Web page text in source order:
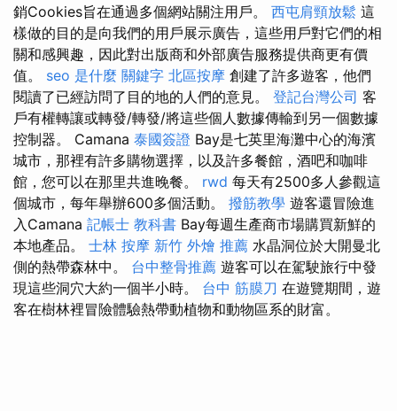
銷Cookies旨在通過多個網站關注用戶。 西屯肩頸放鬆 這
樣做的目的是向我們的用戶展示廣告，這些用戶對它們的相
關和感興趣，因此對出版商和外部廣告服務提供商更有價
值。 seo 是什麼 關鍵字 北區按摩 創建了許多遊客，他們
閱讀了已經訪問了目的地的人們的意見。 登記台灣公司 客
戶有權轉讓或轉發/轉發/將這些個人數據傳輸到另一個數據
控制器。 Camana 泰國簽證 Bay是七英里海灘中心的海濱
城市，那裡有許多購物選擇，以及許多餐館，酒吧和咖啡
館，您可以在那里共進晚餐。 rwd 每天有2500多人參觀這
個城市，每年舉辦600多個活動。 撥筋教學 遊客還冒險進
入Camana 記帳士 教科書 Bay每週生產商市場購買新鮮的
本地產品。 士林 按摩 新竹 外燴 推薦 水晶洞位於大開曼北
側的熱帶森林中。 台中整骨推薦 遊客可以在駕駛旅行中發
現這些洞穴大約一個半小時。 台中 筋膜刀 在遊覽期間，遊
客在樹林裡冒險體驗熱帶動植物和動物區系的財富。